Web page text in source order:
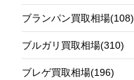
ブランパン買取相場(108)
ブルガリ買取相場(310)
ブレゲ買取相場(196)